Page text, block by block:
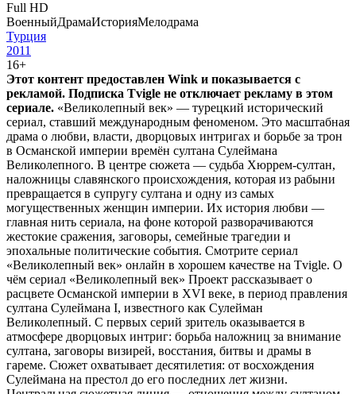
Full HD
ВоенныйДрамаИсторияМелодрама
Турция
2011
16+
Этот контент предоставлен Wink и показывается с
рекламой. Подписка Tvigle не отключает рекламу в этом
сериале. «Великолепный век» — турецкий исторический
сериал, ставший международным феноменом. Это масштабная
драма о любви, власти, дворцовых интригах и борьбе за трон
в Османской империи времён султана Сулеймана
Великолепного. В центре сюжета — судьба Хюррем-султан,
наложницы славянского происхождения, которая из рабыни
превращается в супругу султана и одну из самых
могущественных женщин империи. Их история любви —
главная нить сериала, на фоне которой разворачиваются
жестокие сражения, заговоры, семейные трагедии и
эпохальные политические события. Смотрите сериал
«Великолепный век» онлайн в хорошем качестве на Tvigle. О
чём сериал «Великолепный век» Проект рассказывает о
расцвете Османской империи в XVI веке, в период правления
султана Сулеймана I, известного как Сулейман
Великолепный. С первых серий зритель оказывается в
атмосфере дворцовых интриг: борьба наложниц за внимание
султана, заговоры визирей, восстания, битвы и драмы в
гареме. Сюжет охватывает десятилетия: от восхождения
Сулеймана на престол до его последних лет жизни.